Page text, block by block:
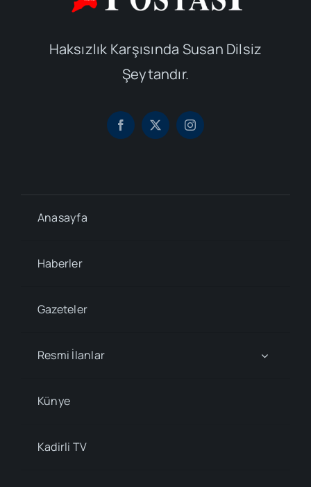
Haksızlık Karşısında Susan Dilsiz
Şeytandır.
Anasayfa
Haberler
Gazeteler
Resmi İlanlar
Künye
Kadirli TV